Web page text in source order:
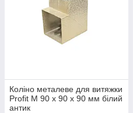
Коліно металеве для витяжки
Profit M 90 х 90 х 90 мм білий
антик